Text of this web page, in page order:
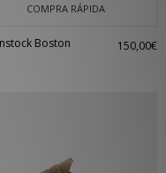
COMPRA RÁPIDA
Boston 150,00€